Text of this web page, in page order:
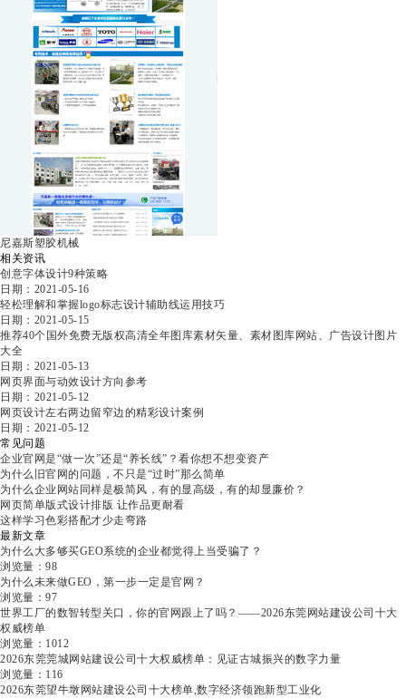
尼嘉斯塑胶机械
相关资讯
创意字体设计9种策略
日期：2021-05-16
轻松理解和掌握logo标志设计辅助线运用技巧
日期：2021-05-15
推荐40个国外免费无版权高清全年图库素材矢量、素材图库网站、广告设计图片
大全
日期：2021-05-13
网页界面与动效设计方向参考
日期：2021-05-12
网页设计左右两边留窄边的精彩设计案例
日期：2021-05-12
常见问题
企业官网是“做一次”还是“养长线”？看你想不想变资产
为什么旧官网的问题，不只是“过时”那么简单
为什么企业网站同样是极简风，有的显高级，有的却显廉价？
网页简单版式设计排版 让作品更耐看
这样学习色彩搭配才少走弯路
最新文章
为什么大多够买GEO系统的企业都觉得上当受骗了？
浏览量：98
为什么未来做GEO，第一步一定是官网？
浏览量：97
世界工厂的数智转型关口，你的官网跟上了吗？——2026东莞网站建设公司十大
权威榜单
浏览量：1012
2026东莞莞城网站建设公司十大权威榜单：见证古城振兴的数字力量
浏览量：116
2026东莞望牛墩网站建设公司十大榜单,数字经济领跑新型工业化